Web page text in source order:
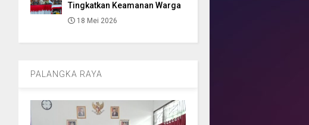
Tingkatkan Keamanan Warga
18 Mei 2026
PALANGKA RAYA